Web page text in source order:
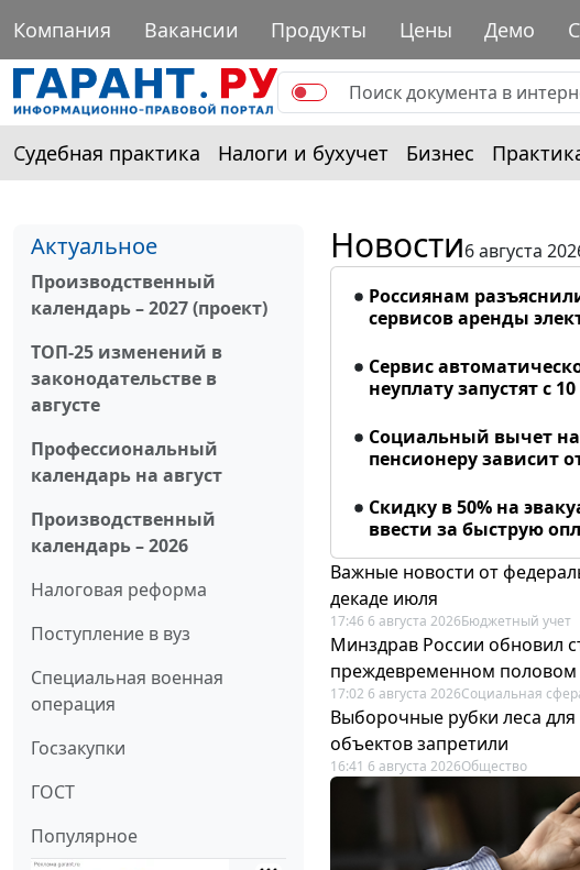
Компания Вакансии Продукты Цены Демо
Судебная практика Налоги и бухучет Бизнес
Актуальное
Производственный
календарь – 2027 (проект)
ТОП-25 изменений в
законодательстве в
августе
Профессиональный
календарь на август
Производственный
календарь – 2026
Налоговая реформа
Поступление в вуз
Специальная военная
операция
Госзакупки
ГОСТ
Популярное
Новости6 августа
Россиянам
сервисов аренды
Сервис
неуплату запустят с
Социальный вычет
пенсионеру зависит
Скидку в 50% на
ввести за быструю
Важные новости от
декаде июля
17:46 6 августа 2026Бюджетный учет
Минздрав России обновил
преждевременном половом
17:02 6 августа 2026Социальная
Выборочные рубки леса
объектов запретили
16:41 6 августа 2026Общество